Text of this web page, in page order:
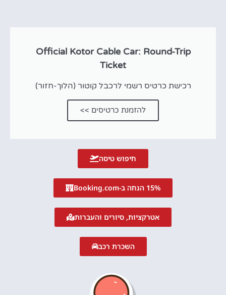
Official Kotor Cable Car: Round-Trip
Ticket
רכישת כרטיס רשמי לרכבל קוטור (הלוך-חזור)
להזמנת כרטיסים >>
חיפוש טיסה
15% הנחה ב-Booking.com
אטרקציות, סיורים והעברות
השכרת רכב